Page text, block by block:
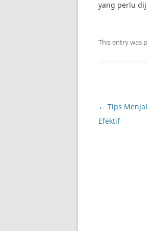
yang perlu
This entry was
Post
navigation
← Tips
Efektif